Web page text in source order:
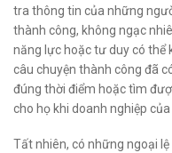
tra thông tin của những
thành công, không ngạc
năng lực hoặc tư duy có thể
câu chuyện thành công đã
đúng thời điểm hoặc tìm
cho họ khi doanh nghiệp
Tất nhiên, có những ngoại